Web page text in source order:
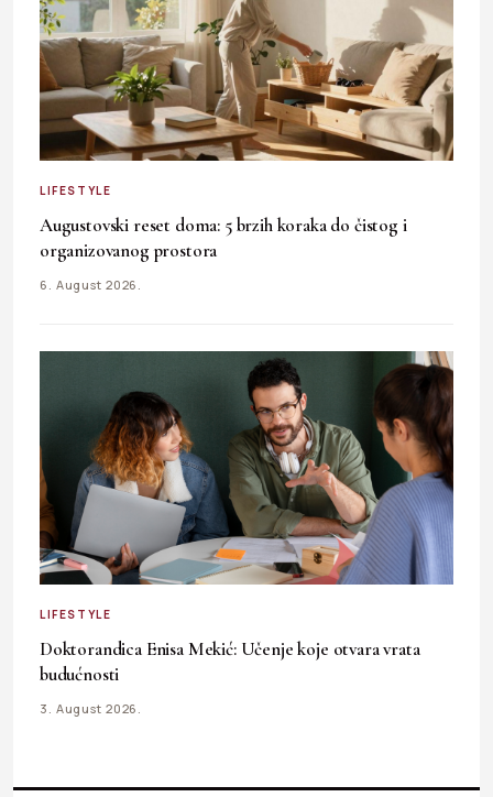
LIFESTYLE
Augustovski reset doma: 5 brzih koraka do čistog i
organizovanog prostora
6. August 2026.
LIFESTYLE
Doktorandica Enisa Mekić: Učenje koje otvara vrata
budućnosti
3. August 2026.